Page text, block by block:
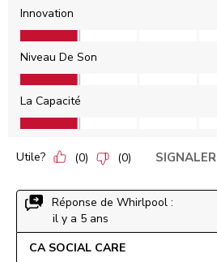
Innovation
Innovation, 1.0 sur 5
Niveau De Son
Niveau De Son, 1.0 sur 5
La Capacité
La Capacité, 1.0 sur 5
Utile? (0) (0) SIGNALER
Réponse de Whirlpool :
il y a 5 ans
CA SOCIAL CARE